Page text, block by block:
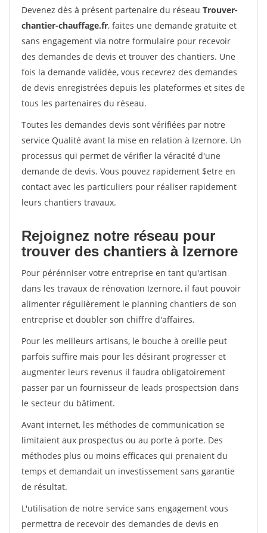
Devenez dès à présent partenaire du réseau Trouver-
chantier-chauffage.fr, faites une demande gratuite et
sans engagement via notre formulaire pour recevoir
des demandes de devis et trouver des chantiers. Une
fois la demande validée, vous recevrez des demandes
de devis enregistrées depuis les plateformes et sites de
tous les partenaires du réseau.
Toutes les demandes devis sont vérifiées par notre
service Qualité avant la mise en relation à Izernore. Un
processus qui permet de vérifier la véracité d'une
demande de devis. Vous pouvez rapidement $etre en
contact avec les particuliers pour réaliser rapidement
leurs chantiers travaux.
Rejoignez notre réseau pour
trouver des chantiers à Izernore
Pour pérénniser votre entreprise en tant qu'artisan
dans les travaux de rénovation Izernore, il faut pouvoir
alimenter régulièrement le planning chantiers de son
entreprise et doubler son chiffre d'affaires.
Pour les meilleurs artisans, le bouche à oreille peut
parfois suffire mais pour les désirant progresser et
augmenter leurs revenus il faudra obligatoirement
passer par un fournisseur de leads prospectsion dans
le secteur du bâtiment.
Avant internet, les méthodes de communication se
limitaient aux prospectus ou au porte à porte. Des
méthodes plus ou moins efficaces qui prenaient du
temps et demandait un investissement sans garantie
de résultat.
L'utilisation de notre service sans engagement vous
permettra de recevoir des demandes de devis en